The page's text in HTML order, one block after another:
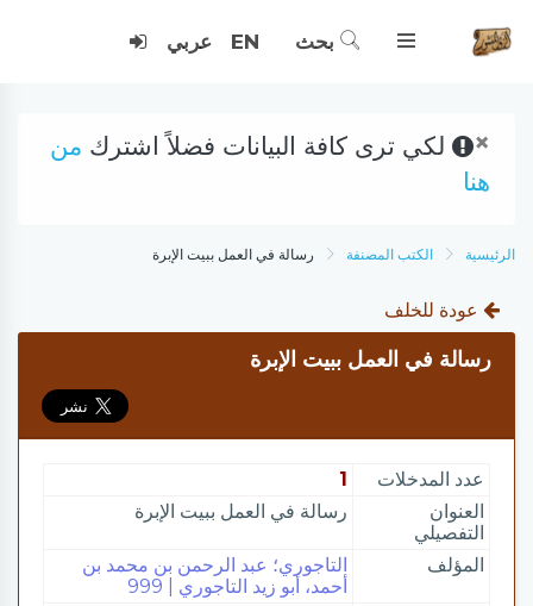
بحث EN عربي
× لكي ترى كافة البيانات فضلاً اشترك من
هنا
الرئيسية الكتب المصنفة رسالة في العمل ببيت الإبرة
عودة للخلف
رسالة في العمل ببيت الإبرة
عدد المدخلات
1
العنوان
التفصيلي
رسالة في العمل ببيت الإبرة
المؤلف
التاجوري؛ عبد الرحمن بن محمد بن
أحمد، أبو زيد التاجوري | 999